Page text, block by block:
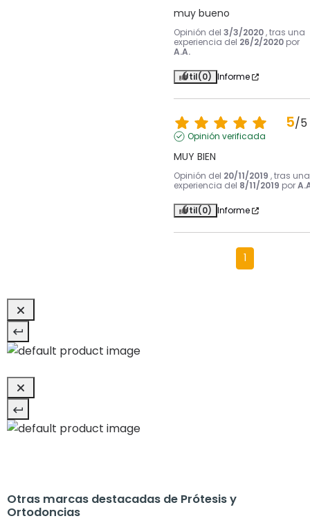
muy bueno
Opinión del 3/3/2020 , tras una
experiencia del 26/2/2020 por
A.A.
Útil(0) Informe
5/5
Opinión verificada
MUY BIEN
Opinión del 20/11/2019 , tras una
experiencia del 8/11/2019 por
Útil(0) Informe
1
Otras marcas destacadas de Prótesis y
Ortodoncias